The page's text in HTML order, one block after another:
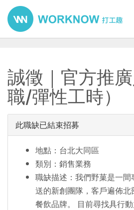
誠徵｜官方推
職/彈性工時）
此職缺已結束招募
地點：台北大同區
類別：銷售業務
職缺描述：我們野菓是一
送的新創團隊，客戶遍佈
餐飲品牌。 目前尋找具行